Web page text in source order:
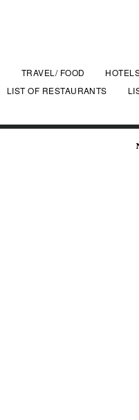
TRAVEL/ FOOD
LIST OF RESTAURANTS